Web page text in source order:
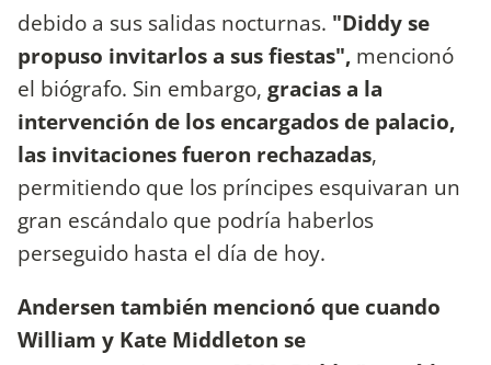
debido a sus salidas nocturnas. "Diddy se
propuso invitarlos a sus fiestas", mencionó
el biógrafo. Sin embargo, gracias a la
intervención de los encargados de palacio,
las invitaciones fueron rechazadas,
permitiendo que los príncipes esquivaran un
gran escándalo que podría haberlos
perseguido hasta el día de hoy.
Andersen también mencionó que cuando
William y Kate Middleton se